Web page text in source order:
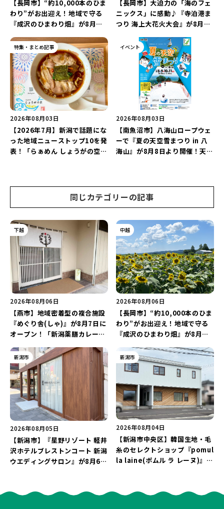
【長岡市】“約10,000本のひま
わり”がお出迎え！地域で守る
『成沢のひまわり畑』が8月中
力を満喫しよう！
【長岡市】大迫力の「海のフェ
ニックス」に感動♪『寺泊港ま
つり 海上大花火大会』が8月7
5,000発の花火”を楽しもう♪
特集・まとめ記事
2026年08月03日
【2026年7月】新潟で話題にな
った地域ニューストップ10を発
表！「らぁめん しょうがの空」
イベント
2026年08月03日
【南魚沼市】八海山ロープウェ
ーで『夏の天空雪まつり in 八
海山』が8月8日より開催！天然
同じカテゴリーの記事
下越
2026年08月06日
【燕市】地域密着型の複合施設
『めぐり舎(しゃ)』が8月7日に
オープン！「新潟薬膳カレー
メニューや漆喰アートを楽しも
う♪
中越
2026年08月06日
【長岡市】“約10,000本のひま
わり”がお出迎え！地域で守る
『成沢のひまわり畑』が8月中
力を満喫しよう！
新潟市
2026年08月05日
【新潟市】『星野リゾート 軽井
沢ホテルブレストンコート 新潟
ウエディングサロン』が8月6日
新潟市
2026年08月04日
【新潟市中央区】韓国生地・毛
糸のセレクトショップ『pomul
la laine(ポムル ラ レーヌ)』が
ゼント♪